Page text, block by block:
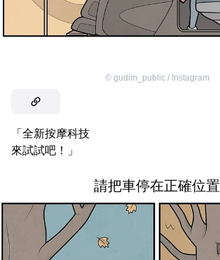
© gudim_public / Instagram
「全新按摩科技
來試試吧！」
請把車停在正確位置